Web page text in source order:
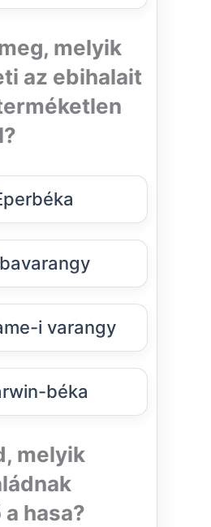
melyik
az ebihalait
i varangy
béka
melyik
hasa?